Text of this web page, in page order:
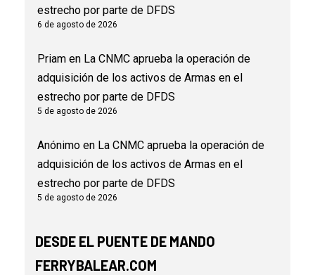
estrecho por parte de DFDS
6 de agosto de 2026
Priam en La CNMC aprueba la operación de
adquisición de los activos de Armas en el
estrecho por parte de DFDS
5 de agosto de 2026
Anónimo en La CNMC aprueba la operación de
adquisición de los activos de Armas en el
estrecho por parte de DFDS
5 de agosto de 2026
DESDE EL PUENTE DE MANDO
FERRYBALEAR.COM